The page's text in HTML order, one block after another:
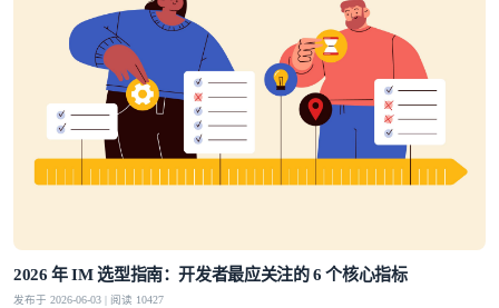
2026 年 IM 选型指南：开发者最应关注的 6 个核心指标
发布于 2026-06-03 | 阅读 10427